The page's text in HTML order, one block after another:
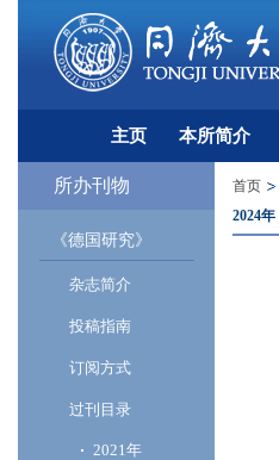
主页 本所简介
所办刊物
《德国研究》
杂志简介
投稿指南
订阅方式
过刊目录
2021年
首页
2024年